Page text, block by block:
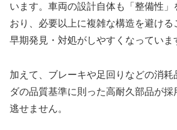
います。車両の設計自体も「整備性」
おり、必要以上に複雑な構造を避け
早期発見・対処がしやすくなっていま
加えて、ブレーキや足回りなどの消耗
ダの品質基準に則った高耐久部品が
逃せません。